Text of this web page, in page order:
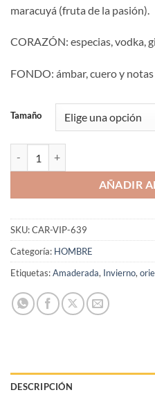
maracuyá (fruta de la pasión).
CORAZÓN: especias, vodka,
FONDO: ámbar, cuero y
Tamaño
AÑADIR
SKU:CAR-VIP-639
Categoría: HOMBRE
Etiquetas:Amaderada, Invierno,
DESCRIPCIÓN